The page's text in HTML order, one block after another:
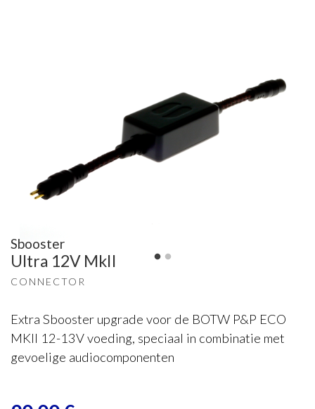
Sbooster
Ultra 12V MkII
CONNECTOR
Extra Sbooster upgrade voor de BOTW P&P ECO
MKII 12-13V voeding, speciaal in combinatie met
gevoelige audiocomponenten